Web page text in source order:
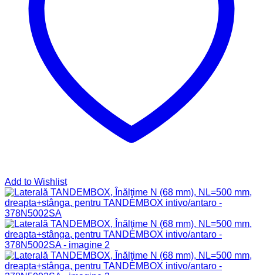
Add to Wishlist